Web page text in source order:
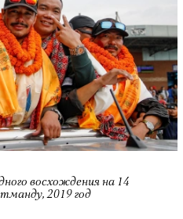
восхождения на 14
2019 год